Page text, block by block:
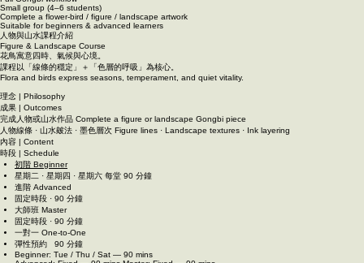
全流程示範：起稿、勾線、分染、設色
小班教學（4–6 人）
完成一幅工筆花鳥／人物／山水作品
適合零基礎與進階學員
Full Gongbi workflow
Small group (4–6 students)
Complete a flower-bird / figure / landscape artwork
Suitable for beginners & advanced learners
人物與山水課程介紹
Figure & Landscape Course
花鳥寓意四時、氣候與心境。
課程以「線條的穩定」＋「色層的呼吸」為核心。
Flora and birds express seasons, temperament, and quiet vitality.
理念 | Philosophy
成果 | Outcomes
完成人物或山水作品 Complete a figure or landscape Gongbi piece
人物線條 · 山水皴法 · 墨色層次 Figure lines · Landscape textures · Ink layering
內容 | Content
時段 | Schedule
初階 Beginner
星期二 · 星期四 · 星期六 每堂 90 分鐘
進階 Advanced
固定時段 · 90 分鐘